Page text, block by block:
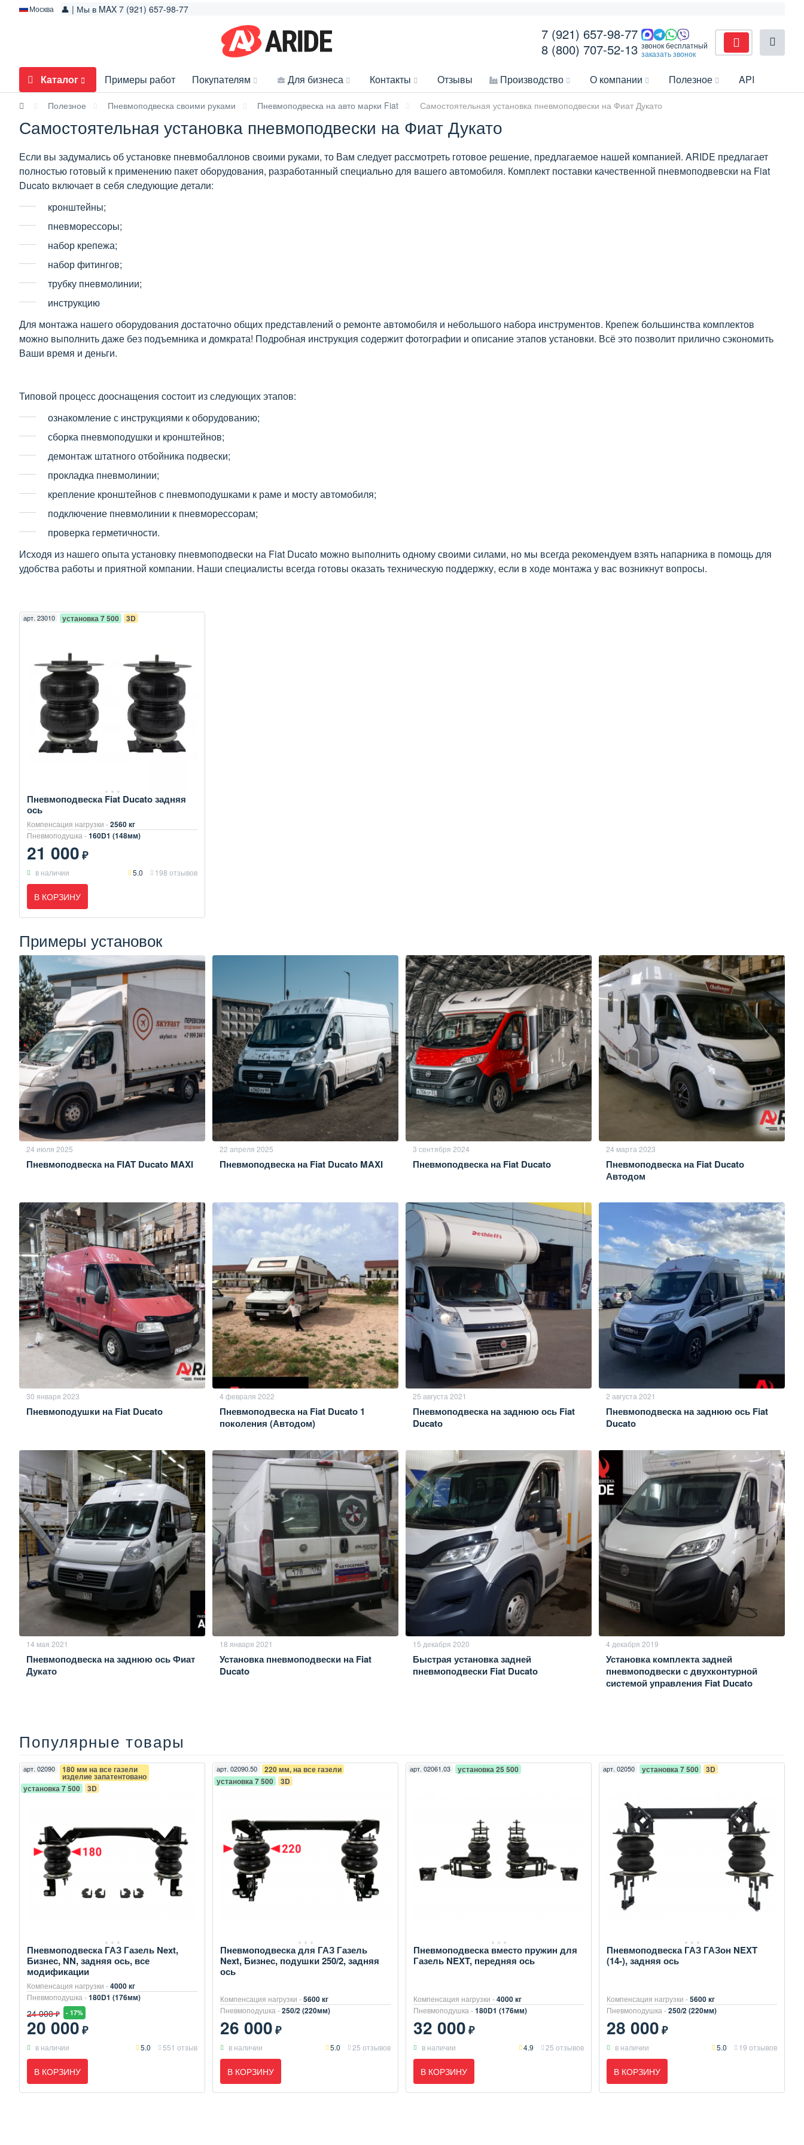
Москва 👤 | Мы в MAX 7 (921) 657-98-77
7 (921) 657-98-77
8 (800) 707-52-13 звонок бесплатный
заказать звонок
Каталог Примеры работ Покупателям Для бизнеса Контакты Отзывы Производство О компании Полезное API
Полезное Пневмоподвеска своими руками Пневмоподвеска на авто марки Fiat Самостоятельная установка пневмоподвески на Фиат Дукато
Самостоятельная установка пневмоподвески на Фиат Дукато
Если вы задумались об установке пневмобаллонов своими руками, то Вам следует рассмотреть готовое решение, предлагаемое нашей компанией. ARIDE предлагает
полностью готовый к применению пакет оборудования, разработанный специально для вашего автомобиля. Комплект поставки качественной пневмоподвевски на Fiat
Ducato включает в себя следующие детали:
кронштейны;
пневморессоры;
набор крепежа;
набор фитингов;
трубку пневмолинии;
инструкцию
Для монтажа нашего оборудования достаточно общих представлений о ремонте автомобиля и небольшого набора инструментов. Крепеж большинства комплектов
можно выполнить даже без подъемника и домкрата! Подробная инструкция содержит фотографии и описание этапов установки. Всё это позволит прилично сэкономить
Ваши время и деньги.
Типовой процесс дооснащения состоит из следующих этапов:
ознакомление с инструкциями к оборудованию;
сборка пневмоподушки и кронштейнов;
демонтаж штатного отбойника подвески;
прокладка пневмолинии;
крепление кронштейнов с пневмоподушками к раме и мосту автомобиля;
подключение пневмолинии к пневморессорам;
проверка герметичности.
Исходя из нашего опыта установку пневмоподвески на Fiat Ducato можно выполнить одному своими силами, но мы всегда рекомендуем взять напарника в помощь для
удобства работы и приятной компании. Наши специалисты всегда готовы оказать техническую поддержку, если в ходе монтажа у вас возникнут вопросы.
арт. 23010 установка 7 500 3D
Пневмоподвеска Fiat Ducato задняя
ось
Компенсация нагрузки -2560 кг
Пневмоподушка -160D1 (148мм)
21 000₽
в наличии 5.0 198 отзывов
В КОРЗИНУ
Примеры установок
24 июля 2025
Пневмоподвеска на FIAT Ducato MAXI
22 апреля 2025
Пневмоподвеска на Fiat Ducato MAXI
3 сентября 2024
Пневмоподвеска на Fiat Ducato
24 марта 2023
Пневмоподвеска на Fiat Ducato
Автодом
30 января 2023
Пневмоподушки на Fiat Ducato
4 февраля 2022
Пневмоподвеска на Fiat Ducato 1
поколения (Автодом)
25 августа 2021
Пневмоподвеска на заднюю ось Fiat
Ducato
2 августа 2021
Пневмоподвеска на заднюю ось Fiat
Ducato
14 мая 2021
Пневмоподвеска на заднюю ось Фиат
Дукато
18 января 2021
Установка пневмоподвески на Fiat
Ducato
15 декабря 2020
Быстрая установка задней
пневмоподвески Fiat Ducato
4 декабря 2019
Установка комплекта задней
пневмоподвески с двухконтурной
системой управления Fiat Ducato
Популярные товары
арт. 02090 180 мм на все газели
изделие запатентовано
установка 7 500
3D
Пневмоподвеска ГАЗ Газель Next,
Бизнес, NN, задняя ось, все
модификации
Компенсация нагрузки -4000 кг
Пневмоподушка -180D1 (176мм)
24 000 ₽ - 17%
20 000₽
в наличии 5.0 551 отзыв
В КОРЗИНУ
арт. 02090.50
220 мм, на все газели
установка 7 500
3D
Пневмоподвеска для ГАЗ Газель
Next, Бизнес, подушки 250/2, задняя
ось
Компенсация нагрузки -5600 кг
Пневмоподушка -250/2 (220мм)
26 000₽
в наличии 5.0 25 отзывов
В КОРЗИНУ
арт. 02061.03 установка 25 500
Пневмоподвеска вместо пружин для
Газель NEXT, передняя ось
Компенсация нагрузки -4000 кг
Пневмоподушка -180D1 (176мм)
32 000₽
в наличии 4.9 25 отзывов
В КОРЗИНУ
арт. 02050 установка 7 500 3D
Пневмоподвеска ГАЗ ГАЗон NEXT
(14-), задняя ось
Компенсация нагрузки -5600 кг
Пневмоподушка -250/2 (220мм)
28 000₽
в наличии 5.0 19 отзывов
В КОРЗИНУ